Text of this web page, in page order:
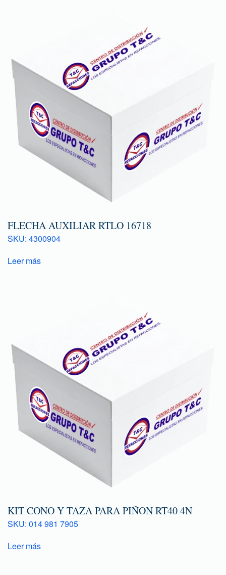
FLECHA AUXILIAR RTLO 16718
SKU: 4300904
Leer más
KIT CONO Y TAZA PARA PIÑON RT40 4N
SKU: 014 981 7905
Leer más